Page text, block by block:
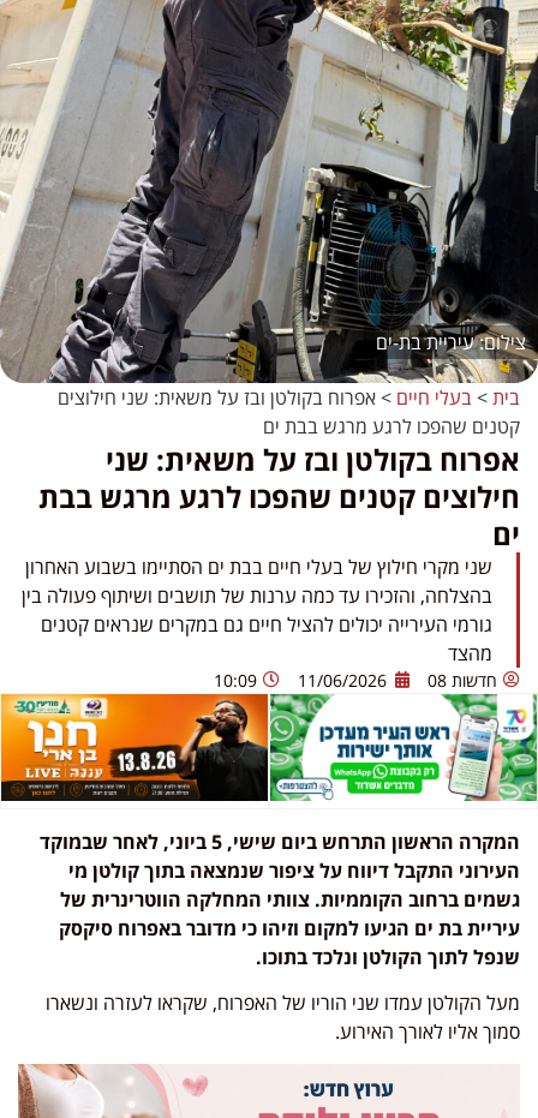
עיריית בת-ים
בית>בעלי חיים >אפרוח בקולטן ובז על משאית: שני חילוצים
קטנים שהפכו לרגע מרגש בבת ים
אפרוח בקולטן ובז על משאית: שני
חילוצים קטנים שהפכו לרגע מרגש בבת
ים
שני מקרי חילוץ של בעלי חיים בבת ים הסתיימו בשבוע האחרון
בהצלחה, והזכירו עד כמה ערנות של תושבים ושיתוף פעולה בין
גורמי העירייה יכולים להציל חיים גם במקרים שנראים קטנים
מהצד
חדשות 08 11/06/2026
10:09
המקרה הראשון התרחש ביום שישי, 5 ביוני, לאחר שבמוקד
העירוני התקבל דיווח על ציפור שנמצאה בתוך קולטן מי
גשמים ברחוב הקוממיות. צוותי המחלקה הווטרינרית של
עיריית בת ים הגיעו למקום וזיהו כי מדובר באפרוח סיקסק
שנפל לתוך הקולטן ונלכד בתוכו.
מעל הקולטן עמדו שני הוריו של האפרוח, שקראו לעזרה ונשארו
סמוך אליו לאורך האירוע.